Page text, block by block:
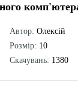
Автор: Олексій
Розмір: 10
Скачувань: 1380